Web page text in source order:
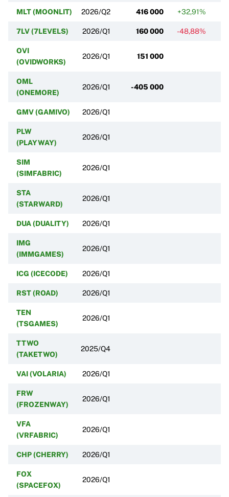
MLT (MOONLIT) 2026/Q2 416 000 +32,91%
7LV (7LEVELS) 2026/Q1 160 000 -48,88%
OVI
(OVIDWORKS)
2026/Q1 151 000
OML
(ONEMORE)
2026/Q1 -405 000
GMV (GAMIVO) 2026/Q1
PLW
(PLAYWAY)
2026/Q1
SIM
(SIMFABRIC)
2026/Q1
STA
(STARWARD)
2026/Q1
DUA (DUALITY) 2026/Q1
IMG
(IMMGAMES)
2026/Q1
ICG (ICECODE) 2026/Q1
RST (ROAD) 2026/Q1
TEN
(TSGAMES)
2026/Q1
TTWO
(TAKETWO)
2025/Q4
VAI (VOLARIA) 2026/Q1
FRW
(FROZENWAY)
2026/Q1
VFA
(VRFABRIC)
2026/Q1
CHP (CHERRY) 2026/Q1
FOX
(SPACEFOX)
2026/Q1